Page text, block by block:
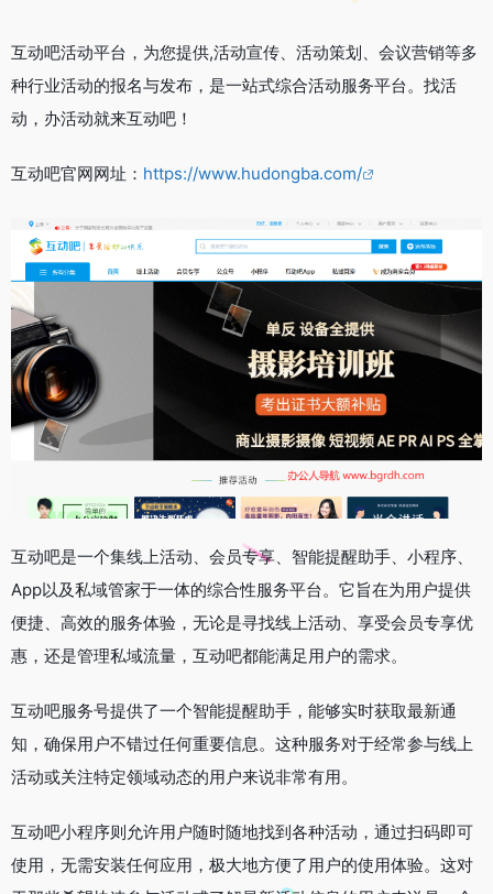
互动吧活动平台，为您提供,活动宣传、活动策划、会议营销等多
种行业活动的报名与发布，是一站式综合活动服务平台。找活
动，办活动就来互动吧！
互动吧官网网址： https://www.hudongba.com/
互动吧是一个集线上活动、会员专享、智能提醒助手、小程序、
App以及私域管家于一体的综合性服务平台。它旨在为用户提供
便捷、高效的服务体验，无论是寻找线上活动、享受会员专享优
惠，还是管理私域流量，互动吧都能满足用户的需求。
互动吧服务号提供了一个智能提醒助手，能够实时获取最新通
知，确保用户不错过任何重要信息。这种服务对于经常参与线上
活动或关注特定领域动态的用户来说非常有用。
互动吧小程序则允许用户随时随地找到各种活动，通过扫码即可
使用，无需安装任何应用，极大地方便了用户的使用体验。这对